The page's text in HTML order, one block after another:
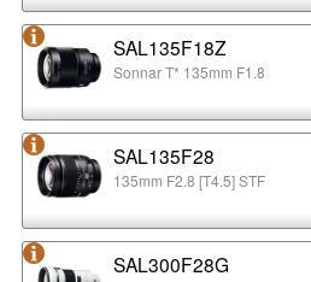
SAL135F18Z
Sonnar T* 135mm F1.8
SAL135F28
135mm F2.8 [T4.5] STF
SAL300F28G